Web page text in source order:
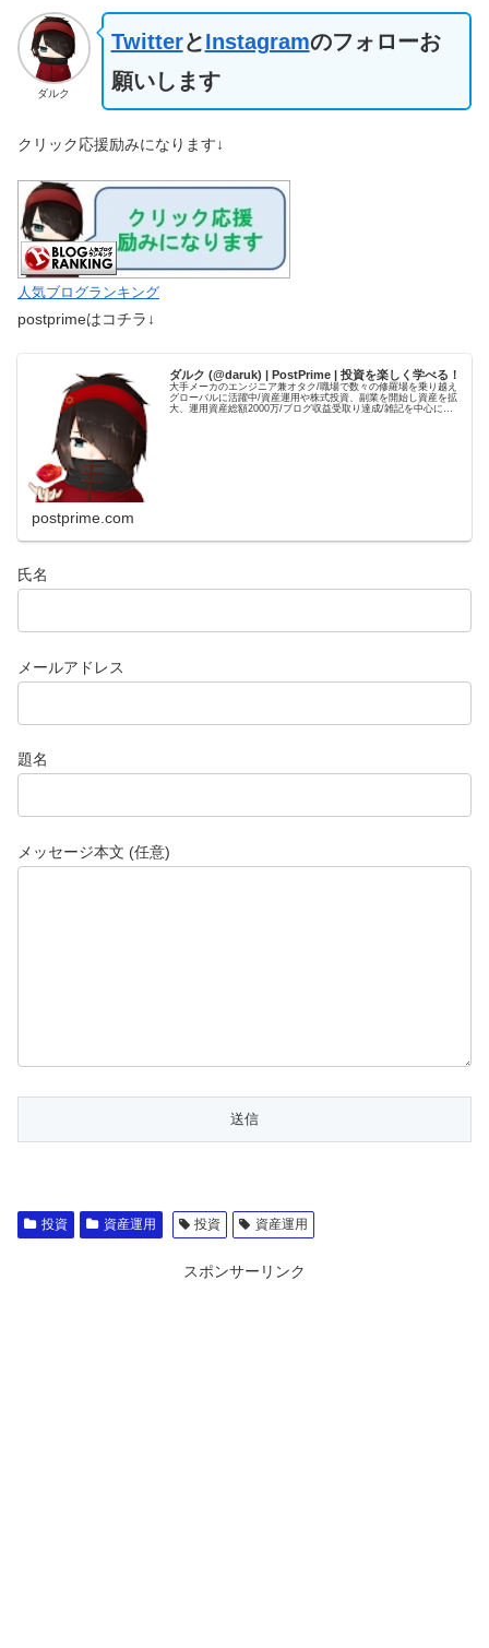
ダルク
TwitterとInstagramのフォローお
願いします
クリック応援励みになります↓
人気ブログランキング
postprimeはコチラ↓
ダルク (@daruk) | PostPrime | 投資を楽しく学べる！
大手メーカのエンジニア兼オタク/職場で数々の修羅場を乗り越え
グローバルに活躍中/資産運用や株式投資、副業を開始し資産を拡
大、運用資産総額2000万/ブログ収益受取り達成/雑記を中心に、
postprime.com
氏名
メールアドレス
題名
メッセージ本文 (任意)
投資 資産運用 投資 資産運用
スポンサーリンク